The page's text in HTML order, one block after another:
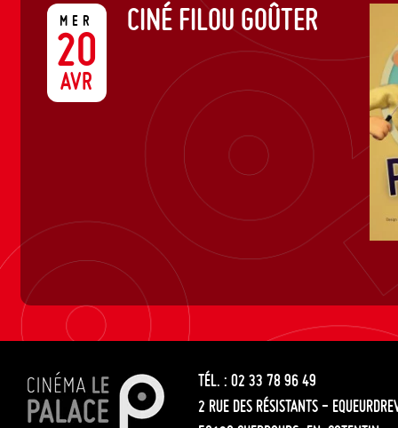
MER
20
AVR
CINÉ FILOU GOÛTER
TÉL. : 02 33 78 96 49
2 RUE DES RÉSISTANTS -